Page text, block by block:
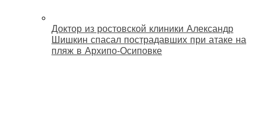
Доктор из ростовской клиники Александр
Шишкин спасал пострадавших при атаке на
пляж в Архипо‑Осиповке